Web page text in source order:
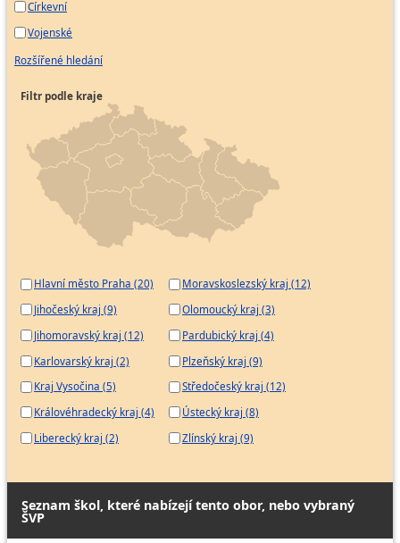
Pracovník cenotvorby
Pracovník obchodního úseku
Pracovník odbytu
Realitní makléř
Vedoucí maloobchodní provozovny
Vedoucí velkoobchodní provozovny
Zastavárník
Specialista merchandisingu
Školitel operátorů zákaznické linky
Církevní
Vojenské
Rozšířené hledání
Filtr podle kraje
Hlavní město Praha (20)
Jihočeský kraj (9)
Jihomoravský kraj (12)
Karlovarský kraj (2)
Kraj Vysočina (5)
Královéhradecký kraj (4)
Liberecký kraj (2)
Moravskoslezský kraj (12)
Olomoucký kraj (3)
Pardubický kraj (4)
Plzeňský kraj (9)
Středočeský kraj (12)
Ústecký kraj (8)
Zlínský kraj (9)
Seznam škol, které nabízejí tento obor, nebo vybraný
ŠVP